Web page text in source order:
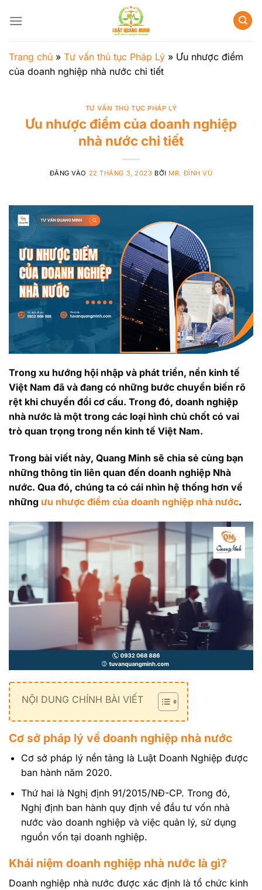
qua
dung
Trang chủ » Tư vấn thủ tục Pháp Lý » Ưu nhược điểm
của doanh nghiệp nhà nước chi tiết
TƯ VẤN THỦ TỤC PHÁP LÝ
Ưu nhược điểm của doanh nghiệp
nhà nước chi tiết
ĐĂNG VÀO 22 THÁNG 3, 2023 BỞI MR. ĐÌNH VŨ
Trong xu hướng hội nhập và phát triển, nền kinh tế
Việt Nam đã và đang có những bước chuyển biến rõ
rệt khi chuyển đổi cơ cấu. Trong đó, doanh nghiệp
nhà nước là một trong các loại hình chủ chốt có vai
trò quan trọng trong nền kinh tế Việt Nam.
Trong bài viết này, Quang Minh sẽ chia sẻ cùng bạn
những thông tin liên quan đến doanh nghiệp Nhà
nước. Qua đó, chúng ta có cái nhìn hệ thống hơn về
những ưu nhược điểm của doanh nghiệp nhà nước.
NỘI DUNG CHÍNH BÀI VIẾT
Cơ sở pháp lý về doanh nghiệp nhà nước
Cơ sở pháp lý nền tảng là Luật Doanh Nghiệp được
ban hành năm 2020.
Thứ hai là Nghị định 91/2015/NĐ-CP. Trong đó,
Nghị định ban hành quy định về đầu tư vốn nhà
nước vào doanh nghiệp và việc quản lý, sử dụng
nguồn vốn tại doanh nghiệp.
Khái niệm doanh nghiệp nhà nước là gì?
Doanh nghiệp nhà nước được xác định là tổ chức kinh